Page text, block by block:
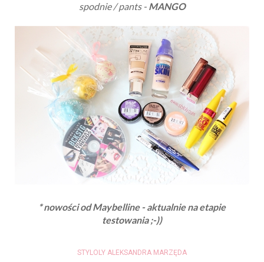
spodnie / pants - MANGO
* nowości od Maybelline - aktualnie na etapie
testowania ;-))
STYLOLY ALEKSANDRA MARZĘDA